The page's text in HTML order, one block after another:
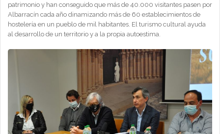
patrimonio y han conseguido que más de 40.000 visitantes pasen por
Albarracín cada año dinamizando más de 60 establecimientos de
hostelería en un pueblo de mil habitantes. El turismo cultural ayuda
al desarrollo de un territorio y a la propia autoestima.